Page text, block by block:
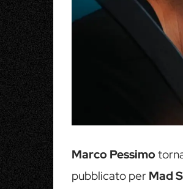
Marco Pessimo
pubblicato per Mad